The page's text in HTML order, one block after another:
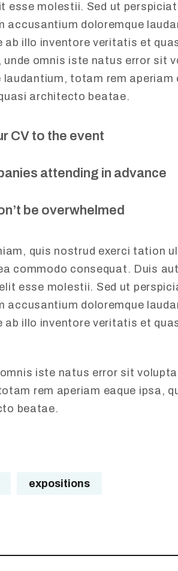
esse molestii. Sed ut
accusantium doloremque
ab illo inventore veritatis et
omnis iste natus error sit
totam rem aperiam
architecto beatae.
CV to the event
attending in advance
be overwhelmed
quis nostrud exerci tation
commodo consequat. Duis
esse molestii. Sed ut
accusantium doloremque
ab illo inventore veritatis et
iste natus error sit
rem aperiam eaque ipsa,
beatae.
expositions